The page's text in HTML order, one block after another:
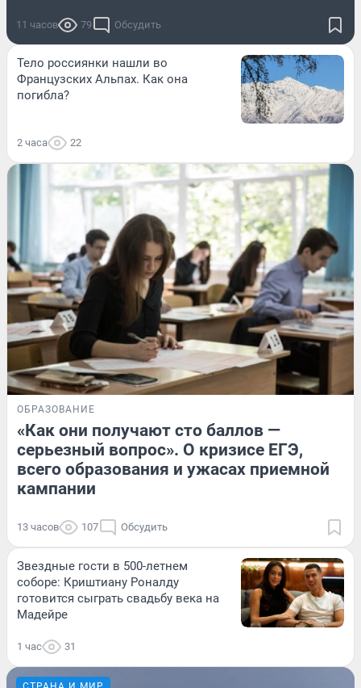
11 часов 79 Обсудить
Тело россиянки нашли во
Французских Альпах. Как она
погибла?
2 часа 22
ОБРАЗОВАНИЕ
«Как они получают сто баллов —
серьезный вопрос». О кризисе ЕГЭ,
всего образования и ужасах приемной
кампании
13 часов 107 Обсудить
Звездные гости в 500-летнем
соборе: Криштиану Роналду
готовится сыграть свадьбу века на
Мадейре
1 час 31